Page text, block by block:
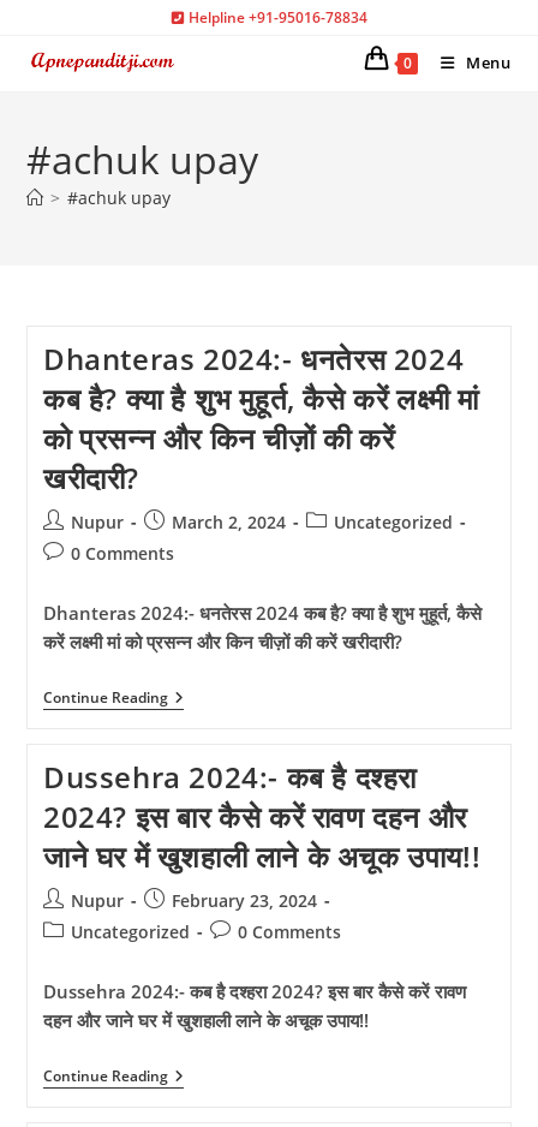
content
Helpline +91-95016-78834
0 Menu
#achuk upay
> #achuk upay
Dhanteras 2024:- धनतेरस 2024
कब है? क्या है शुभ मुहूर्त, कैसे करें लक्ष्मी मां
को प्रसन्न और किन चीज़ों की करें
खरीदारी?
Post
author:
Nupur
Post
published:
March 2, 2024
PostUncategorized
Post0 Comments
Dhanteras 2024:- धनतेरस 2024 कब है? क्या है शुभ मुहूर्त, कैसे
करें लक्ष्मी मां को प्रसन्न और किन चीज़ों की करें खरीदारी?
Continue ReadingDhanteras
2024:-
कब
है?
क्या
है
शुभ
मुहूर्त,
कैसे
करें
लक्ष्मी
प्रसन्न
और
किन
करें
Dussehra 2024:- कब है दश्हरा
2024? इस बार कैसे करें रावण दहन और
जाने घर में खुशहाली लाने के अचूक उपाय!!
Post
author:
Nupur
Post
published:
February 23, 2024
PostUncategorized
Post0 Comments
Dussehra 2024:- कब है दश्हरा 2024? इस बार कैसे करें रावण
दहन और जाने घर में खुशहाली लाने के अचूक उपाय!!
Continue ReadingDussehra
2024:-